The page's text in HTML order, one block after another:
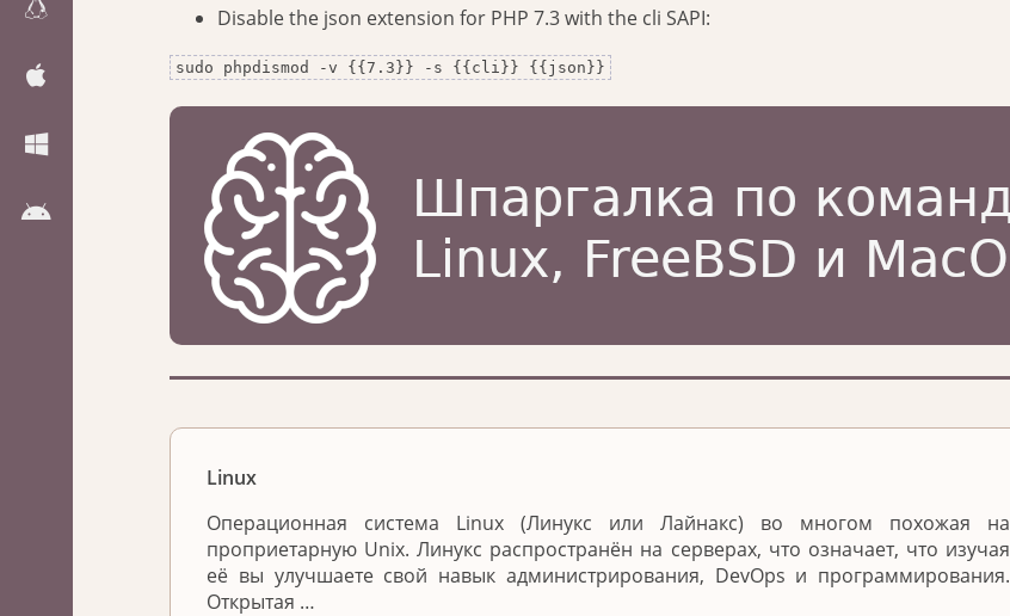
Disable the json extension for PHP 7.3 with the cli SAPI:
sudo phpdismod -v {{7.3}} -s {{cli}} {{json}}
Linux
Операционная система Linux (Линукс или Лайнакс) во многом похожая на
проприетарную Unix. Линукс распространён на серверах, что означает, что изучая
её вы улучшаете свой навык администрирования, DevOps и программирования.
Открытая …